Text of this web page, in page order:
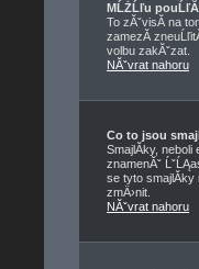
MĹŻĹľu
To zĂˇvisĂ­ na
zamezĂ­
volbu zakĂˇzat.
NĂˇvrat nahoru
Co to jsou
SmajlĂ­ky,
znamenĂˇ
se tyto smajlĂ­ky
zmÄ›nit.
NĂˇvrat nahoru